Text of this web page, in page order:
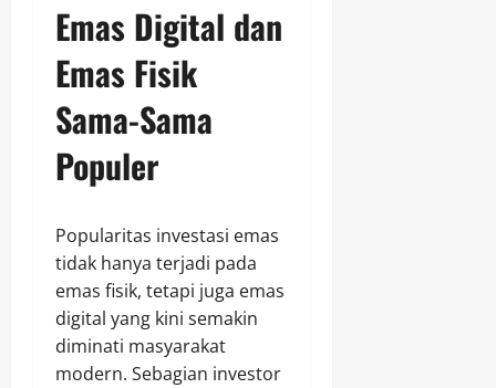
Emas Digital dan
Emas Fisik
Sama-Sama
Populer
Popularitas investasi emas
tidak hanya terjadi pada
emas fisik, tetapi juga emas
digital yang kini semakin
diminati masyarakat
modern. Sebagian investor